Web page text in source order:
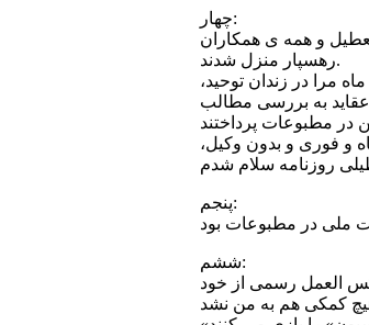
چهار:
کاره تعطیل و همه ی همکاران
رهسپار منزل شدند.
بعد از ظهر روز پنج شنبه ۱۷ تیر ۷۸ چند نفر از ماموران امنیتی واجا، آمدند به منزل و مرا بازداشت و با خود برده و به مدت ۲ ماه مرا در زندان توحید،
انفرادی زندانی و حبس کردند؛ و در طول این ۶۰ روز با تفتیش عقاید به بررسی مطالب
یک محاکمه کوتاه و فوری و بدون وکیل،
پنجم:
ششم:
العمل رسمی از خود